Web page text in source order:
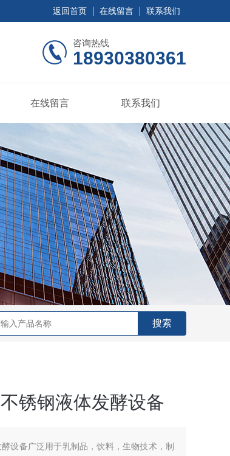
返回首页 在线留言 联系我们
咨询热线
18930380361
在线留言 联系我们
锈钢液体发酵设备
设备广泛用于乳制品，饮料，生物技术，制